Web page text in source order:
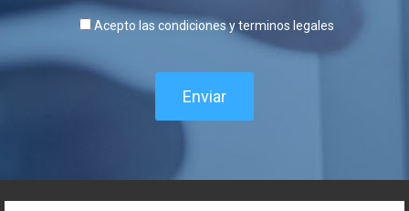
Acepto las condiciones y terminos legales
Enviar